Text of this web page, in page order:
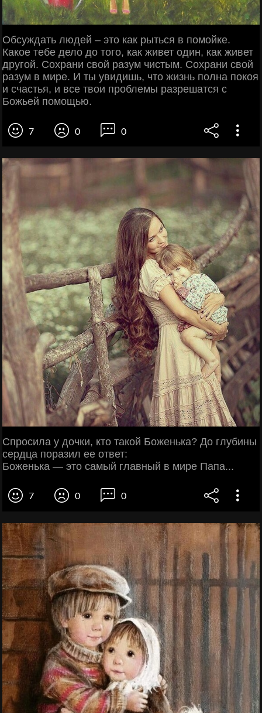
Обсуждать людей – это как рыться в помойке.
Какое тебе дело до того, как живет один, как живет
другой. Сохрани свой разум чистым. Сохрани свой
разум в мире. И ты увидишь, что жизнь полна покоя
и счастья, и все твои проблемы разрешатся с
Божьей помощью.
7 0 0
Спросила у дочки, кто такой Боженька? До глубины
сердца поразил ее ответ:
Боженька — это самый главный в мире Папа...
7 0 0